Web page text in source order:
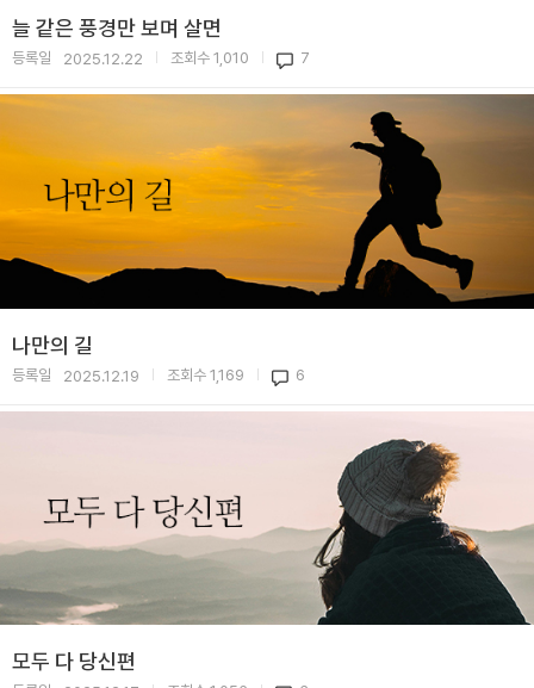
늘 같은 풍경만 보며 살면
등록일 2025.12.22 조회수 1,010 7
나만의 길
등록일 2025.12.19 조회수 1,169 6
모두 다 당신편